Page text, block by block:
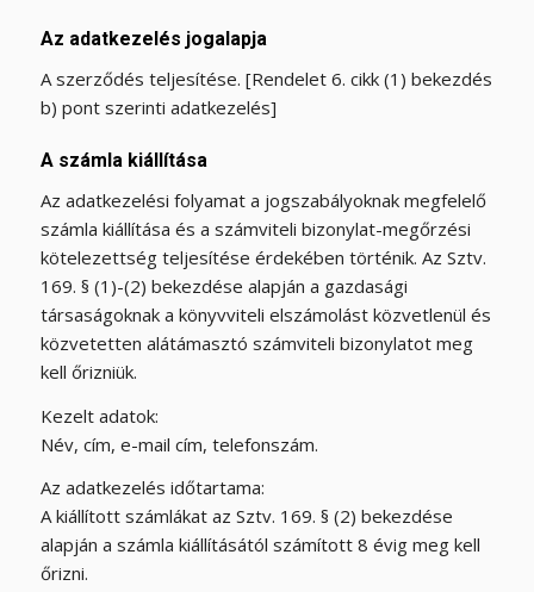
Az adatkezelés jogalapja
A szerződés teljesítése. [Rendelet 6. cikk (1) bekezdés
b) pont szerinti adatkezelés]
A számla kiállítása
Az adatkezelési folyamat a jogszabályoknak megfelelő
számla kiállítása és a számviteli bizonylat-megőrzési
kötelezettség teljesítése érdekében történik. Az Sztv.
169. § (1)-(2) bekezdése alapján a gazdasági
társaságoknak a könyvviteli elszámolást közvetlenül és
közvetetten alátámasztó számviteli bizonylatot meg
kell őrizniük.
Kezelt adatok:
Név, cím, e-mail cím, telefonszám.
Az adatkezelés időtartama:
A kiállított számlákat az Sztv. 169. § (2) bekezdése
alapján a számla kiállításától számított 8 évig meg kell
őrizni.